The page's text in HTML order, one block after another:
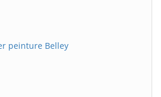
peinture Belley